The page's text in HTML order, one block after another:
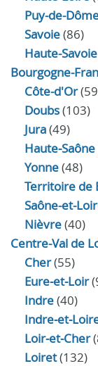
Puy-de-
Savoie(86)
Haute-Savoie
Bourgogne-
Côte-d'Or
Doubs(103)
Jura(49)
Haute‑Saône
Yonne(48)
Territoire de
Saône-et-
Nièvre(40)
Centre-Val de
Cher(55)
Eure‑et‑Loir
Indre(40)
Loir‑et‑Cher
Loiret(132)